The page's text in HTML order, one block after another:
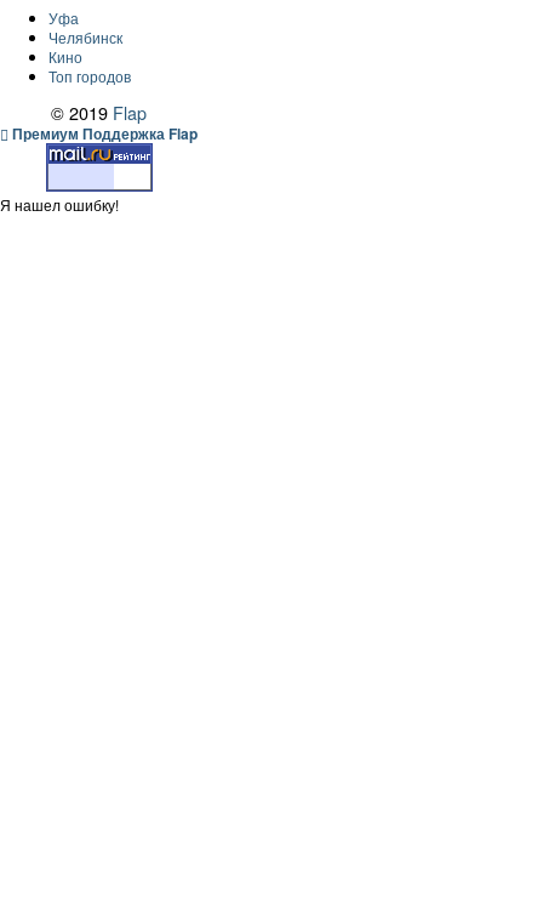
Уфа
Челябинск
Кино
Топ городов
© 2019 Flap
Премиум Поддержка Flap
Я нашел ошибку!